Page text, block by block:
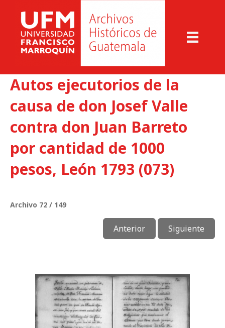
Autos ejecutorios de la
causa de don Josef Valle
contra don Juan Barreto
por cantidad de 1000
pesos, León 1793 (073)
Archivo 72 / 149
Anterior Siguiente